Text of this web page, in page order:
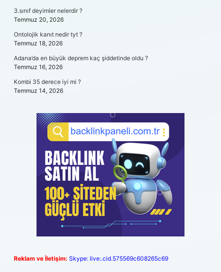
3.sınıf deyimler nelerdir ?
Temmuz 20, 2026
Ontolojik kanıt nedir tyt ?
Temmuz 18, 2026
Adana’da en büyük deprem kaç şiddetinde oldu ?
Temmuz 16, 2026
Kombi 35 derece iyi mi ?
Temmuz 14, 2026
Reklam ve İletişim: Skype: live:.cid.575569c608265c69